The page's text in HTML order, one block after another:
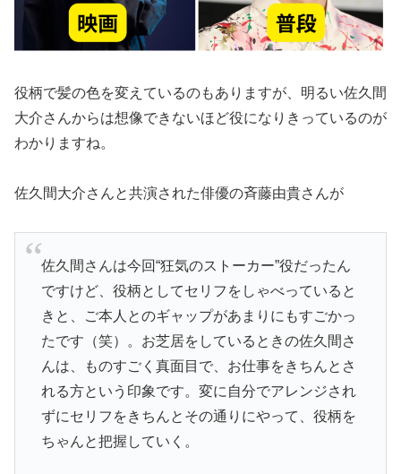
役柄で髪の色を変えているのもありますが、明るい佐久間
大介さんからは想像できないほど役になりきっているのが
わかりますね。
佐久間大介さんと共演された俳優の斉藤由貴さんが
佐久間さんは今回“狂気のストーカー”役だったん
ですけど、役柄としてセリフをしゃべっていると
きと、ご本人とのギャップがあまりにもすごかっ
たです（笑）。お芝居をしているときの佐久間さ
んは、ものすごく真面目で、お仕事をきちんとさ
れる方という印象です。変に自分でアレンジされ
ずにセリフをきちんとその通りにやって、役柄を
ちゃんと把握していく。